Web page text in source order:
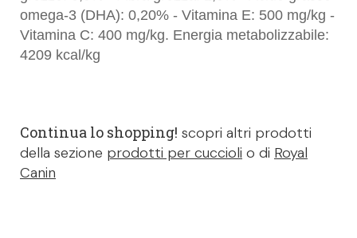
omega-3 (DHA): 0,20% - Vitamina E: 500 mg/kg -
Vitamina C: 400 mg/kg. Energia metabolizzabile:
4209 kcal/kg
Continua lo shopping! scopri altri prodotti
della sezione prodotti per cuccioli o di Royal
Canin